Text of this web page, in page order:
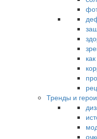
Тренды и герои